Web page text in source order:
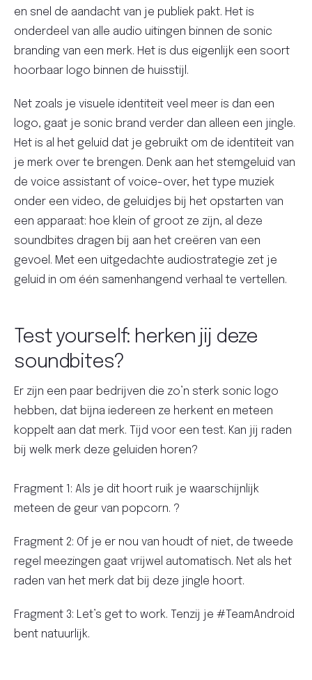
en snel de aandacht van je publiek pakt. Het is
onderdeel van alle audio uitingen binnen de sonic
branding van een merk. Het is dus eigenlijk een soort
hoorbaar logo binnen de huisstijl.
Net zoals je visuele identiteit veel meer is dan een
logo, gaat je sonic brand verder dan alleen een jingle.
Het is al het geluid dat je gebruikt om de identiteit van
je merk over te brengen. Denk aan het stemgeluid van
de voice assistant of voice-over, het type muziek
onder een video, de geluidjes bij het opstarten van
een apparaat: hoe klein of groot ze zijn, al deze
soundbites dragen bij aan het creëren van een
gevoel. Met een uitgedachte audiostrategie zet je
geluid in om één samenhangend verhaal te vertellen.
Test yourself: herken jij deze
soundbites?
Er zijn een paar bedrijven die zo’n sterk sonic logo
hebben, dat bijna iedereen ze herkent en meteen
koppelt aan dat merk. Tijd voor een test. Kan jij raden
bij welk merk deze geluiden horen?
Fragment 1: Als je dit hoort ruik je waarschijnlijk
meteen de geur van popcorn. ?
Fragment 2: Of je er nou van houdt of niet, de tweede
regel meezingen gaat vrijwel automatisch. Net als het
raden van het merk dat bij deze jingle hoort.
Fragment 3: Let’s get to work. Tenzij je #TeamAndroid
bent natuurlijk.